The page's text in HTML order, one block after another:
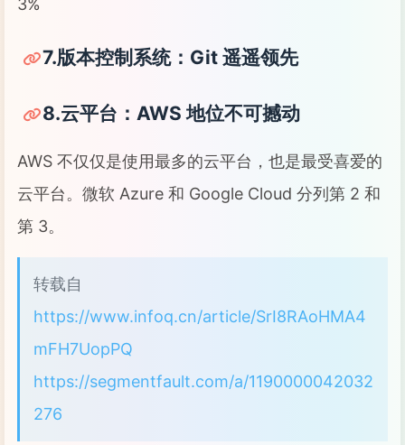
3%
7.版本控制系统：Git 遥遥领先
8.云平台：AWS 地位不可撼动
AWS 不仅仅是使用最多的云平台，也是最受喜爱的
云平台。微软 Azure 和 Google Cloud 分列第 2 和
第 3。
转载自
https://www.infoq.cn/article/SrI8RAoHMA4
mFH7UopPQ
https://segmentfault.com/a/1190000042032
276